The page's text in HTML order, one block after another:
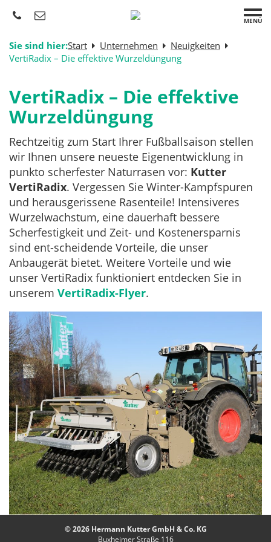
MENÜ
Sie sind hier:Start Unternehmen
Neuigkeiten
VertiRadix – Die effektive Wurzeldüngung
VertiRadix – Die effektive
Wurzeldüngung
Rechtzeitig zum Start Ihrer Fußballsaison stellen
wir Ihnen unsere neueste Eigenentwicklung in
punkto scherfester Naturrasen vor: Kutter
VertiRadix. Vergessen Sie Winter-Kampfspuren
und herausgerissene Rasenteile! Intensiveres
Wurzelwachstum, eine dauerhaft bessere
Scherfestigkeit und Zeit- und Kostenersparnis
sind ent-scheidende Vorteile, die unser
Anbaugerät bietet. Weitere Vorteile und wie
unser VertiRadix funktioniert entdecken Sie in
unserem VertiRadix-Flyer.
© 2026 Hermann Kutter GmbH & Co. KG
Buxheimer Straße 116